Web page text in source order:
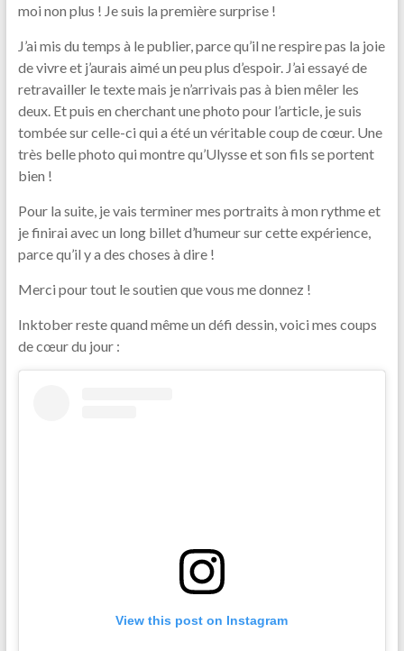
moi non plus ! Je suis la première surprise !
J’ai mis du temps à le publier, parce qu’il ne respire pas la joie
de vivre et j’aurais aimé un peu plus d’espoir. J’ai essayé de
retravailler le texte mais je n’arrivais pas à bien mêler les
deux. Et puis en cherchant une photo pour l’article, je suis
tombée sur celle-ci qui a été un véritable coup de cœur. Une
très belle photo qui montre qu’Ulysse et son fils se portent
bien !
Pour la suite, je vais terminer mes portraits à mon rythme et
je finirai avec un long billet d’humeur sur cette expérience,
parce qu’il y a des choses à dire !
Merci pour tout le soutien que vous me donnez !
Inktober reste quand même un défi dessin, voici mes coups
de cœur du jour :
View this post on Instagram